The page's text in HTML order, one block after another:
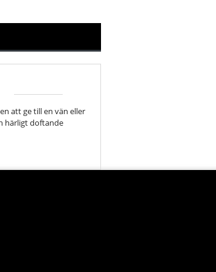
att ge till en vän eller
härligt doftande